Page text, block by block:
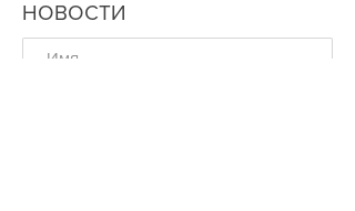
НОВОСТИ